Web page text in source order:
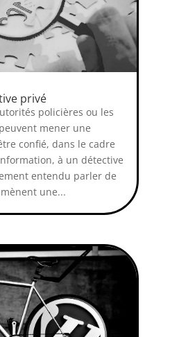
privé
policières ou les
mener une
confié, dans le cadre
à un détective
entendu parler de
une...